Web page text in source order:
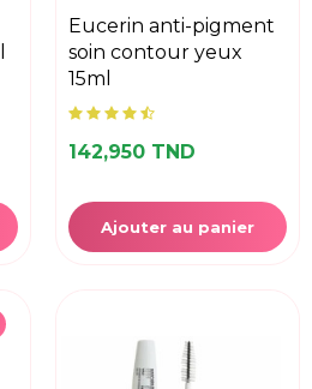
eucerin anti-pigment
soin contour yeux
15ml
142,950 TND
Ajouter au panier